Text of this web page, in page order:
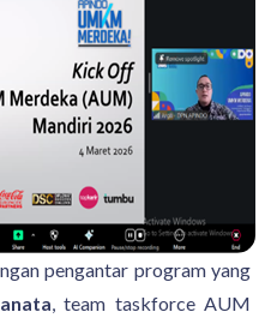
pengantar program yang
, team taskforce AUM